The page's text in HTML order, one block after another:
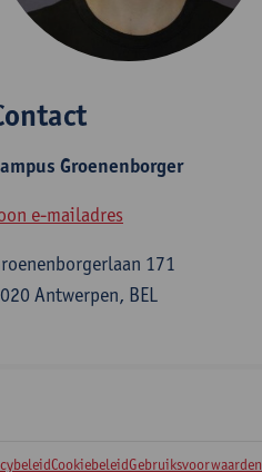
Groenenborger
e-mailadres
171
Antwerpen, BEL
CookiebeleidGebruiksvoorwaarden